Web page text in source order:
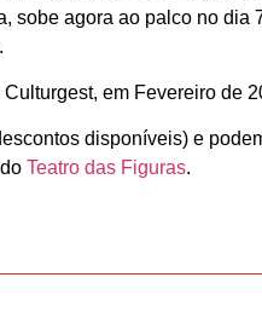
sobe agora ao palco no dia
em Fevereiro de
disponíveis) e
doTeatro das Figuras.